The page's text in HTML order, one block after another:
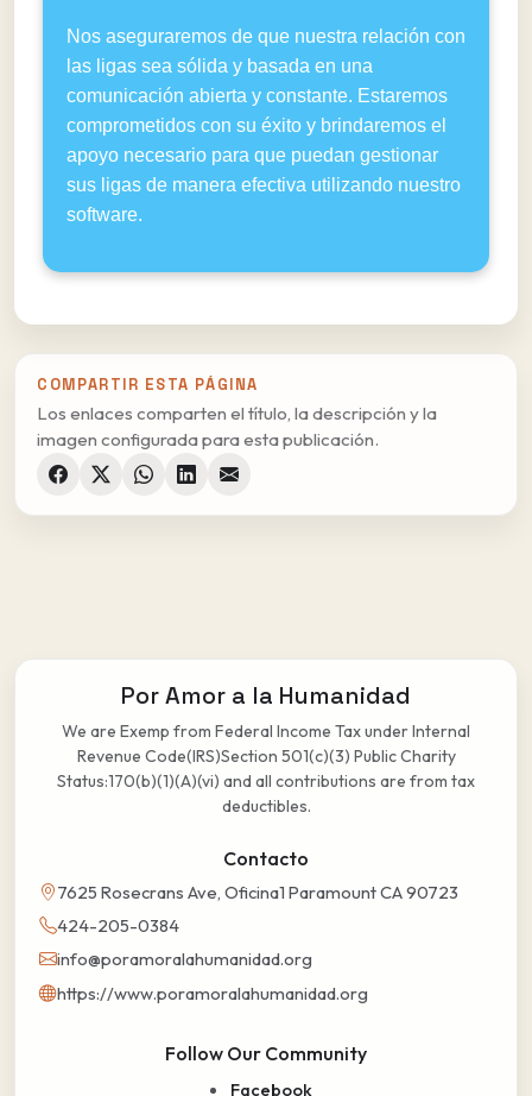
Nos aseguraremos de que nuestra relación con
las ligas sea sólida y basada en una
comunicación abierta y constante. Estaremos
comprometidos con su éxito y brindaremos el
apoyo necesario para que puedan gestionar
sus ligas de manera efectiva utilizando nuestro
software.
COMPARTIR ESTA PÁGINA
Los enlaces comparten el título, la descripción y la
imagen configurada para esta publicación.
Por Amor a la Humanidad
We are Exemp from Federal Income Tax under Internal
Revenue Code(IRS)Section 501(c)(3) Public Charity
Status:170(b)(1)(A)(vi) and all contributions are from tax
deductibles.
Contacto
7625 Rosecrans Ave, Oficina1 Paramount CA 90723
424-205-0384
info@poramoralahumanidad.org
https://www.poramoralahumanidad.org
Follow Our Community
Facebook